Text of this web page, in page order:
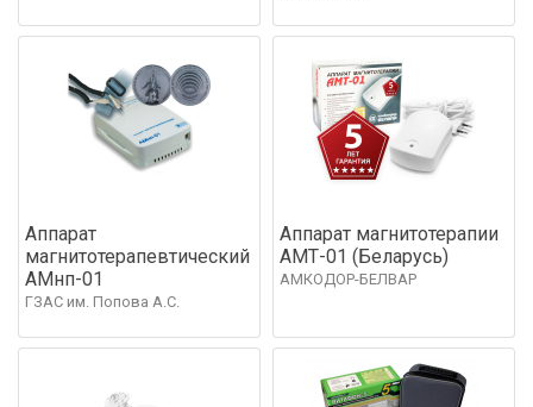
Аппарат
магнитотерапевтический
АМнп-01
ГЗАС им. Попова А.С.
Аппарат магнитотерапии
АМТ-01 (Беларусь)
АМКОДОР-БЕЛВАР